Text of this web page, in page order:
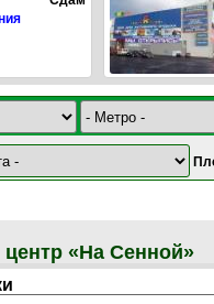
«На Сенной»